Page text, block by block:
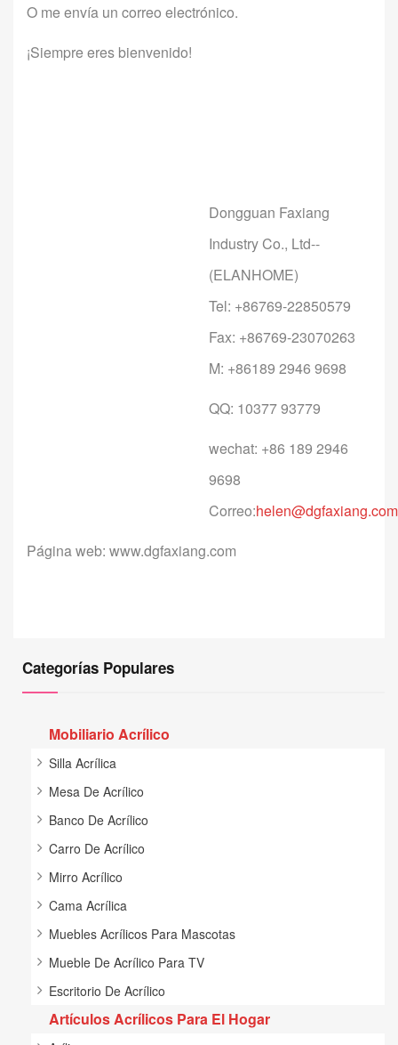
O me envía un correo electrónico.
¡Siempre eres bienvenido!
Dongguan Faxiang
Industry Co., Ltd--
(ELANHOME)
Tel: +86769-22850579
Fax: +86769-23070263
M: +86189 2946 9698
QQ: 10377 93779
wechat: +86 189 2946
9698
Correo:helen@dgfaxiang.com
Página web: www.dgfaxiang.com
Categorías Populares
Mobiliario Acrílico
Silla Acrílica
Mesa De Acrílico
Banco De Acrílico
Carro De Acrílico
Mirro Acrílico
Cama Acrílica
Muebles Acrílicos Para Mascotas
Mueble De Acrílico Para TV
Escritorio De Acrílico
Artículos Acrílicos Para El Hogar